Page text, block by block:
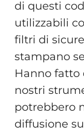
di questi
utilizzabili
filtri di
stampano
Hanno fatto
nostri
potrebbero
diffusione